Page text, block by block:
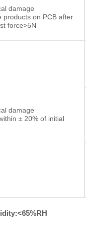
damage
products on PCB after
force>5N
damage
± 20% of initial